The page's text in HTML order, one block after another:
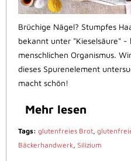
Brüchige Nägel? Stumpfes
bekannt unter "Kieselsäure"
menschlichen Organismus.
dieses Spurenelement
macht schön!
Mehr lesen
Tags: glutenfreies Brot,
Bäckerhandwerk, Silizium